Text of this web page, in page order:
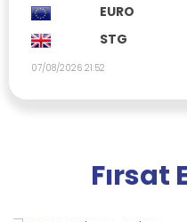
EURO
STG
07/08/2026 21:52
Fırsat